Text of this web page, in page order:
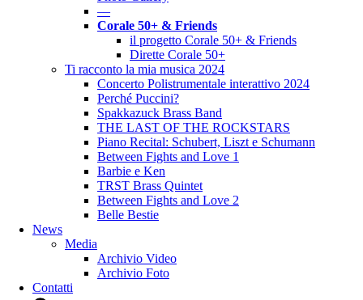
––
Corale 50+ & Friends
il progetto Corale 50+ & Friends
Dirette Corale 50+
Ti racconto la mia musica 2024
Concerto Polistrumentale interattivo 2024
Perché Puccini?
Spakkazuck Brass Band
THE LAST OF THE ROCKSTARS
Piano Recital: Schubert, Liszt e Schumann
Between Fights and Love 1
Barbie e Ken
TRST Brass Quintet
Between Fights and Love 2
Belle Bestie
News
Media
Archivio Video
Archivio Foto
Contatti